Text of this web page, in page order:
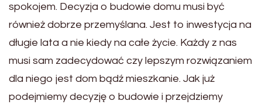
spokojem. Decyzja o budowie domu musi być
również dobrze przemyślana. Jest to inwestycja na
długie lata a nie kiedy na całe życie. Każdy z nas
musi sam zadecydować czy lepszym rozwiązaniem
dla niego jest dom bądź mieszkanie. Jak już
podejmiemy decyzję o budowie i przejdziemy